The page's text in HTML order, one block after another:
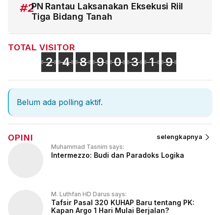
#2PN Rantau Laksanakan Eksekusi Riil
Tiga Bidang Tanah
TOTAL VISITOR
2 4 8 9 0 3 1 9
Belum ada polling aktif.
OPINI selengkapnya
Muhammad Tasnim says:
Intermezzo: Budi dan Paradoks Logika
M. Luthfan HD Darus says:
Tafsir Pasal 320 KUHAP Baru tentang PK:
Kapan Argo 1 Hari Mulai Berjalan?